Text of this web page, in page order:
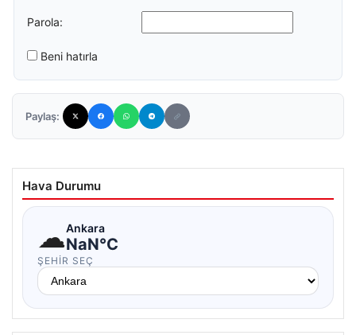
Parola:
Beni hatırla
Paylaş:
Hava Durumu
☁Ankara
NaN°C
ŞEHIR SEÇ